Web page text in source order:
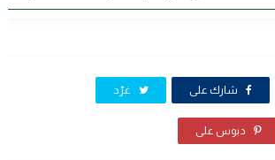
شارك على غرّد
دبوس على